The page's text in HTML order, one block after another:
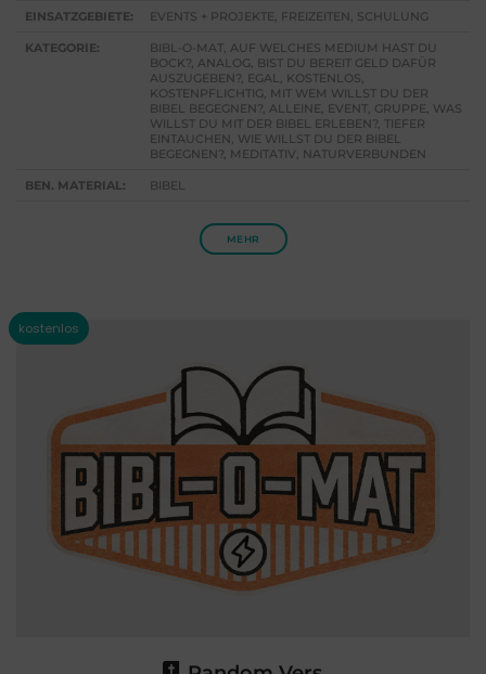
EINSATZGEBIETE: EVENTS + PROJEKTE, FREIZEITEN, SCHULUNG
KATEGORIE:
BIBL-O-MAT, AUF WELCHES MEDIUM HAST DU
BOCK?, ANALOG, BIST DU BEREIT GELD DAFÜR
AUSZUGEBEN?, EGAL, KOSTENLOS,
KOSTENPFLICHTIG, MIT WEM WILLST DU DER
BIBEL BEGEGNEN?, ALLEINE, EVENT, GRUPPE, WAS
WILLST DU MIT DER BIBEL ERLEBEN?, TIEFER
EINTAUCHEN, WIE WILLST DU DER BIBEL
BEGEGNEN?, MEDITATIV, NATURVERBUNDEN
BEN. MATERIAL: BIBEL
MEHR